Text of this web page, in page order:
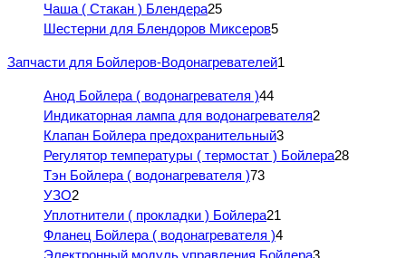
Чаша ( Стакан ) Блендера25
Шестерни для Блендоров Миксеров5
Запчасти для Бойлеров-Водонагревателей1
Анод Бойлера ( водонагревателя )44
Индикаторная лампа для водонагревателя2
Клапан Бойлера предохранительный3
Регулятор температуры ( термостат ) Бойлера28
Тэн Бойлера ( водонагревателя )73
УЗО2
Уплотнители ( прокладки ) Бойлера21
Фланец Бойлера ( водонагревателя )4